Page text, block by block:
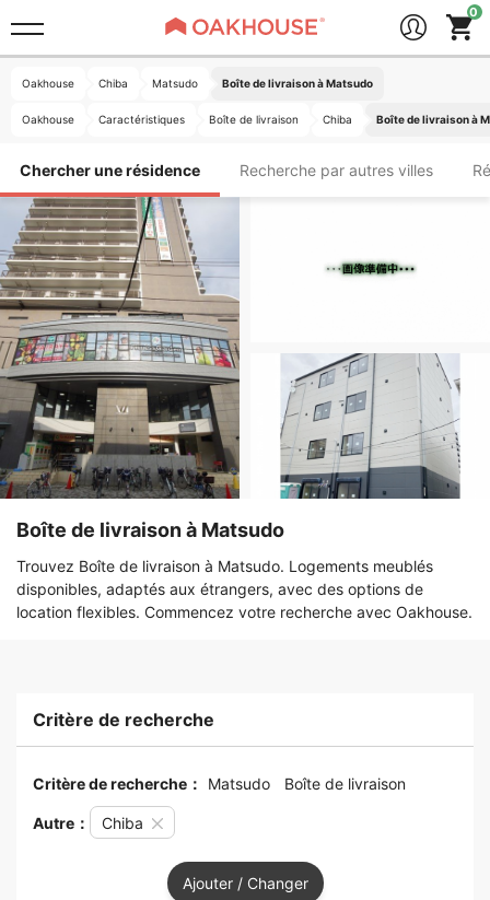
Oakhouse Chiba Matsudo Boîte de livraison à Matsudo
Oakhouse Caractéristiques Boîte de livraison Chiba Boîte de livraison à
Chercher une résidence Recherche par autres villes
Boîte de livraison à Matsudo
Trouvez Boîte de livraison à Matsudo. Logements meublés
disponibles, adaptés aux étrangers, avec des options de
location flexibles. Commencez votre recherche avec Oakhouse.
Critère de recherche
Critère de recherche： Matsudo Boîte de livraison
Autre： Chiba
Ajouter / Changer